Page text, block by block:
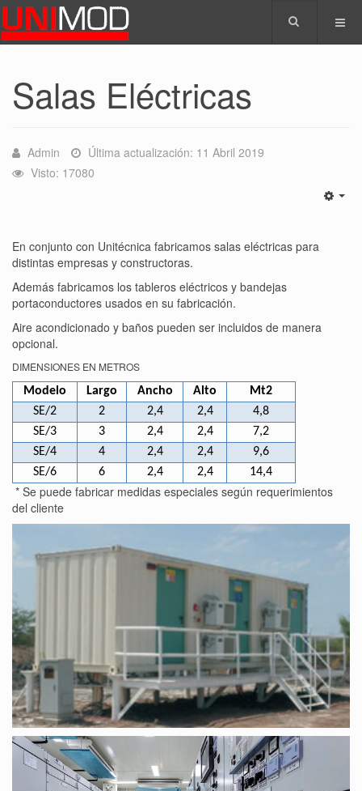
Salas Eléctricas
Admin
Última actualización: 11 Abril 2019
Visto: 17080
En conjunto con Unitécnica fabricamos salas eléctricas para
distintas empresas y constructoras.
Además fabricamos los tableros eléctricos y bandejas
portaconductores usados en su fabricación.
Aire acondicionado y baños pueden ser incluidos de manera
opcional.
DIMENSIONES EN METROS
Modelo Largo Ancho Alto
Mt2
SE/2
2 2,4 2,4
4,8
SE/3
3 2,4 2,4
7,2
SE/4
4 2,4 2,4
9,6
SE/6
6 2,4 2,4 14,4
* Se puede fabricar medidas especiales según requerimientos
del cliente